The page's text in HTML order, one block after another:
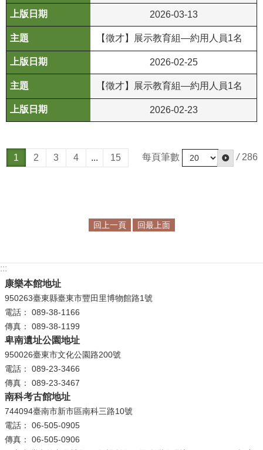
語系
2026-03-13
【徵才】展示教育組—約用人員1名
2026-02-25
【徵才】展示教育組—約用人員1名
2026-02-23
1 2 3 4 ... 15 每頁筆數 / 286
回上一頁 回最上面
:::
康樂本館地址
950263臺東縣臺東市豐田里博物館路1號
電話： 089-38-1166
傳真： 089-38-1199
卑南遺址公園地址
950026臺東市文化公園路200號
電話： 089-23-3466
傳真： 089-23-3467
南科考古館地址
744094臺南市新市區南科三路10號
電話： 06-505-0905
傳真： 06-505-0906